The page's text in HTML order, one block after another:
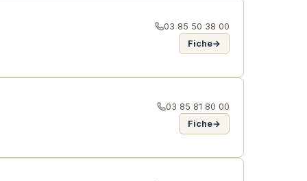
03 85 50 38 00
Fiche→
03 85 81 80 00
Fiche→